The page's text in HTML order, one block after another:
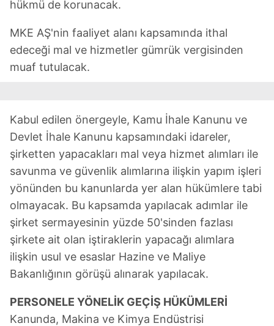
kullanılmaktadır. Bu çerezler vasıtasıyla çeşitli kişisel
verileriniz işlenmekte olup gerekli olan çerezler bilgi
toplumu hizmetlerinin sunulması amacıyla
kullanılmaktadır. Diğer çerezler, sitemizin daha işlevsel
sınırlı olarak açık rızanız dahilinde kullanılacaktır.
Çerezlere ilişkin tercihlerinizi aşağıda yer alan panel
vasıtasıyla belirleyebilirsiniz. Çerezlere ilişkin detaylı bilgi
için Ayarlar butonuna tıklayabilir, Çerez Bilgilendirme
Metnimiziziyaret edebilirsiniz.
6698 sayılı Kişisel Verilerin Korunması Kanunu uyarınca
hazırlanmış Aydınlatma Metnimizi okumak ve sitemizde
ilgili mevzuata uygun olarak kullanılan çerezlerle ilgili bilgi
almak için lütfentıklayınız .
hükmü de korunacak.
MKE AŞ'nin faaliyet alanı kapsamında ithal
edeceği mal ve hizmetler gümrük vergisinden
muaf tutulacak.
Kabul edilen önergeyle, Kamu İhale Kanunu ve
Devlet İhale Kanunu kapsamındaki idareler,
şirketten yapacakları mal veya hizmet alımları ile
savunma ve güvenlik alımlarına ilişkin yapım işleri
yönünden bu kanunlarda yer alan hükümlere tabi
olmayacak. Bu kapsamda yapılacak adımlar ile
şirket sermayesinin yüzde 50'sinden fazlası
şirkete ait olan iştiraklerin yapacağı alımlara
ilişkin usul ve esaslar Hazine ve Maliye
Bakanlığının görüşü alınarak yapılacak.
PERSONELE YÖNELİK GEÇİŞ HÜKÜMLERİ
Kanunda, Makina ve Kimya Endüstrisi